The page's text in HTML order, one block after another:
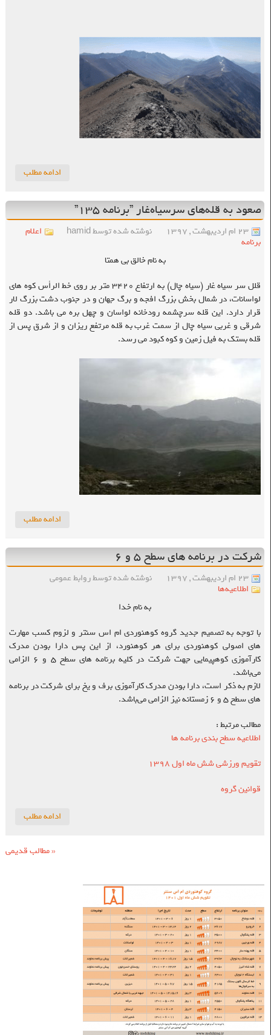
ادامه مطلب
صعود به قله‌های سرسیاه‌غار ”برنامه ۱۳۵”
۲۳ ام اردیبهشت , ۱۳۹۷ نوشته شده توسط hamid اعلام
برنامه
به نام خالق بی همتا
قلل سر سیاه غار (سیاه چال) به ارتفاع ۳۴۲۰ متر بر روی خط الرأس کوه های
لواسانات، در شمال بخش بزرگ افجه و برگ جهان و در جنوب دشت بزرگ لار
قرار دارد. این قله سرچشمه رودخانه لواسان و چهل بره می باشد. دو قله
شرقی و غربی سیاه چال از سمت غرب به قله مرتفع ریزان و از شرق پس از
قله بستک به فیل زمین و کوه کبود می رسد.
ادامه مطلب
شرکت در برنامه های سطح ۵ و ۶
۲۳ ام اردیبهشت , ۱۳۹۷ نوشته شده توسط روابط عمومی
اطلاعیه‌ها
به نام خدا
با توجه به تصمیم جدید گروه کوهنوردی ام اس سنتر و لزوم کسب مهارت
های اصولی کوهنوردی برای هر کوهنورد، از این پس دارا بودن مدرک
کارآموزی کوهپیمایی جهت شرکت در کلیه برنامه های سطح ۵ و ۶ الزامی
می‌باشد.
لازم به ذکر است، دارا بودن مدرک کارآموزی برف و یخ برای شرکت در برنامه
های سطح ۵ و ۶ زمستانه نیز الزامی می‌باشد.
مطالب مرتبط :
اطلاعیه سطح بندی برنامه ها
تقویم ورزشی شش ماه اول ۱۳۹۸
قوانین گروه
ادامه مطلب
«مطالب قدیمی